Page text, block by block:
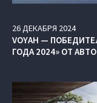
26ДЕКАБРЯ 2024
VOYAH —
ГОДА 2024» ОТ АВТО